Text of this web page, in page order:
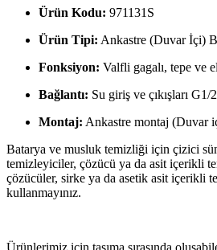
Ürün Kodu: 971131S
Ürün Tipi: Ankastre (Duvar İçi)
Fonksiyon: Valfli gagalı, tepe ve
Bağlantı: Su giriş ve çıkışları G1/2
Montaj: Ankastre montaj (Duvar
Batarya ve musluk temizliği için çizici
temizleyiciler, çözücü ya da asit içerikli
çözücüler, sirke ya da asetik asit içerikli
kullanmayınız.